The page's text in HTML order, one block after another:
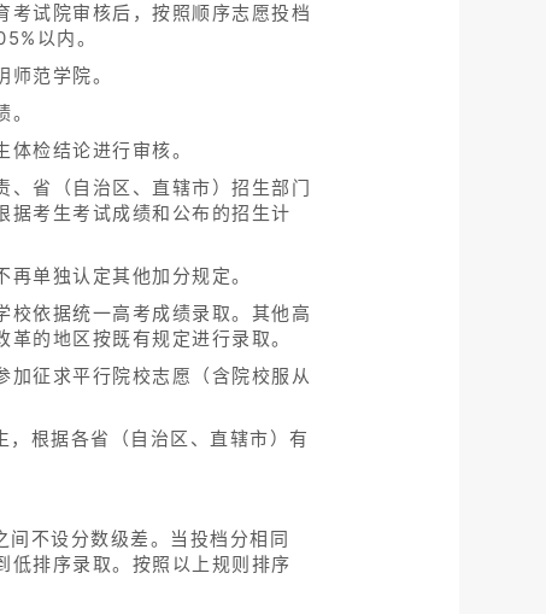
考试院审核后，按照顺序志愿投档
以内。
范学院。
检结论进行审核。
、省（自治区、直辖市）招生部门
据考生考试成绩和公布的招生计
单独认定其他加分规定。
校依据统一高考成绩录取。其他高
的地区按既有规定进行录取。
加征求平行院校志愿（含院校服从
根据各省（自治区、直辖市）有
间不设分数级差。当投档分相同
低排序录取。按照以上规则排序